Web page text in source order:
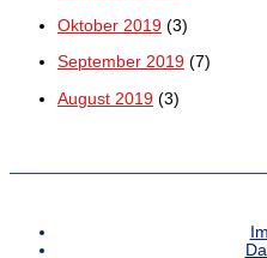
Oktober 2019 (3)
September 2019 (7)
August 2019 (3)